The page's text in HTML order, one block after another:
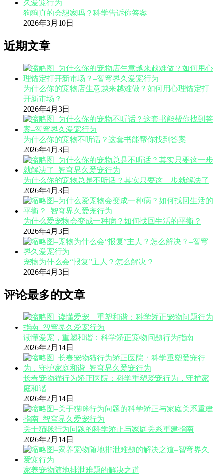
狗狗真的会想家吗？科学告诉你答案
2026年3月10日
近期文章
为什么你的宠物店生意越来越难做？如何用心理锚定打
开新市场？
2026年4月3日
为什么你的宠物不听话？这套书能帮你找到答案
2026年4月3日
为什么你的宠物总是不听话？其实只要这一步就解决了
2026年4月3日
为什么爱宠物会变成一种病？如何找回生活的平衡？
2026年4月3日
宠物为什么会“报复”主人？怎么解决？
2026年4月3日
评论最多的文章
读懂爱宠，重塑和谐：科学矫正宠物问题行为指南
2026年2月14日
长春宠物猫行为矫正医院：科学重塑爱宠行为，守护家
庭和谐
2026年2月14日
关于猫咪行为问题的科学矫正与家庭关系重建指南
2026年2月14日
家养宠物随地排泄难题的解决之道